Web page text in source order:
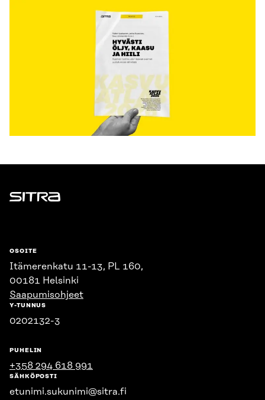
Sitra
OSOITE
Itämerenkatu 11-13, PL 160,
00181 Helsinki
Saapumisohjeet
Y-TUNNUS
0202132-3
PUHELIN
+358 294 618 991
SÄHKÖPOSTI
etunimi.sukunimi@sitra.fi